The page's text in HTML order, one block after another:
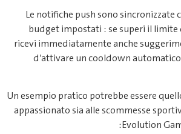
Le notifiche push sono sincronizzate
budget impostati : se superi il
ricevi immediatamente anche
d’attivare un cooldown
Un esempio pratico potrebbe essere
appassionato sia alle scommesse
Evolution